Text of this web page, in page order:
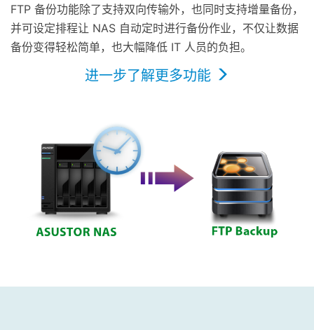
FTP 备份功能除了支持双向传输外，也同时支持增量备份，
并可设定排程让 NAS 自动定时进行备份作业，不仅让数据
备份变得轻松简单，也大幅降低 IT 人员的负担。
进一步了解更多功能